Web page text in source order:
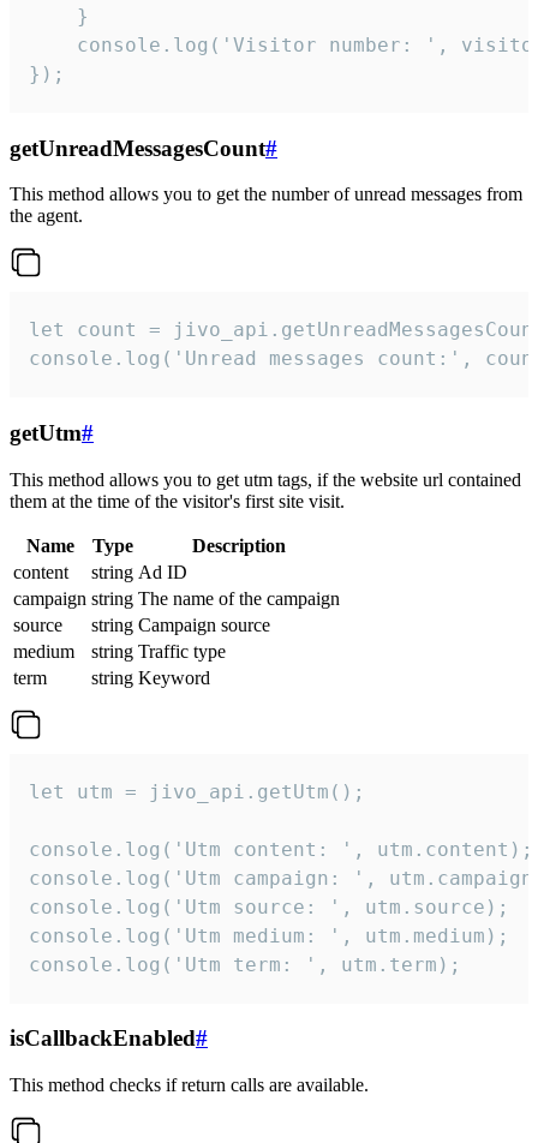
    }
console.log('Visitor number: ',
});
getUnreadMessagesCount#
This method allows you to get the number of unread messages from
the agent.
let count =
console.log('Unread messages count:',
getUtm#
This method allows you to get utm tags, if the website url contained
them at the time of the visitor's first site visit.
Name Type
Description
content
string Ad ID
campaign string The name of the campaign
source
string Campaign source
medium
string Traffic type
term
string Keyword
let utm = jivo_api.getUtm();
console.log('Utm content: ', utm.content);
console.log('Utm campaign: ',
console.log('Utm source: ', utm.source);
console.log('Utm medium: ', utm.medium);
console.log('Utm term: ', utm.term);
isCallbackEnabled#
This method checks if return calls are available.